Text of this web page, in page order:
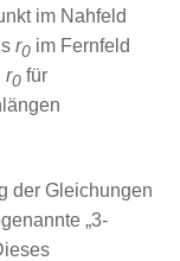
im Nahfeld
r0im Fernfeld
r0für
der Gleichungen
„3-